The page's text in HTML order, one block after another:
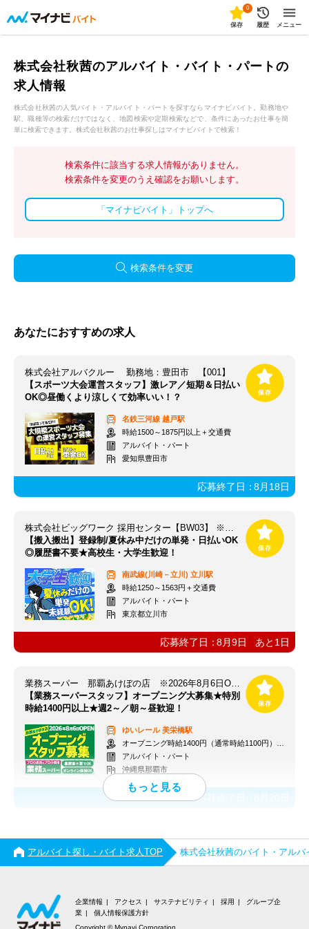
0
保存 履歴 メニュー
株式会社秋茜のアルバイト・バイト・パートの
求人情報
株式会社秋茜の人気バイト・アルバイト・パートを探すならマイナビバイト。勤務地や
駅、職種等の検索だけではなく、地図検索や定期検索などで、条件にあったお仕事を簡
単に検索できます。株式会社秋茜のお仕事探しはマイナビバイトで検索！
検索条件に該当する求人情報がありません。
検索条件を変更のうえ確認をお願いします。
「マイナビバイト」トップへ
検索条件を変更
あなたにおすすめの求人
株式会社アルバクルー 勤務地：豊田市 【001】
【スポーツ大会運営スタッフ】激レア／短期＆日払い
OK◎昼働くより涼しくて効率いい！？
名鉄三河線 越戸駅
時給1500～1875円以上＋交通費
アルバイト・パート
愛知県豊田市
応募終了日：8月18日
株式会社ビッグワーク 採用センター【BW03】 ※立川エリア
【搬入搬出】登録制/夏休み中だけの単発・日払いOK
◎履歴書不要★高校生・大学生歓迎！
南武線(川崎－立川) 立川駅
時給1250～1563円＋交通費
アルバイト・パート
東京都立川市
応募終了日：8月9日 あと 1 日
業務スーパー 那覇あけぼの店 ※2026年8月6日OPEN
【業務スーパースタッフ】オープニング大募集★特別
時給1400円以上★週2～／朝～昼歓迎！
ゆいレール美栄橋駅
オープニング時給1400円（通常時給1100円）※各種手当あり
アルバイト・パート
沖縄県那覇市
応募終了日：
アルバイト探し・バイト求人TOP 株式会社秋茜のバイト・アルバ
企業情報 アクセス サステナビリティ 採用
グループ企
業
個人情報保護方針
Copyright © Mynavi Corporation